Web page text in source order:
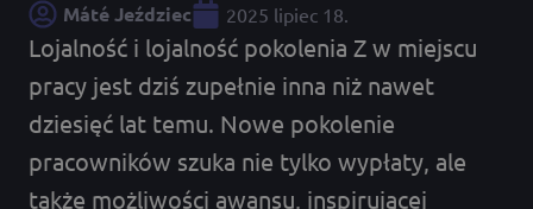
Máté Jeździec 2025 lipiec 18.
Lojalność i lojalność pokolenia Z w miejscu
pracy jest dziś zupełnie inna niż nawet
dziesięć lat temu. Nowe pokolenie
pracowników szuka nie tylko wypłaty, ale
także możliwości awansu, inspirującej